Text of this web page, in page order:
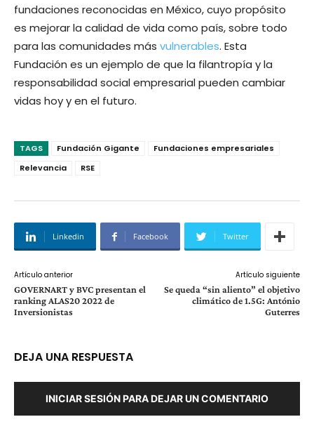
fundaciones reconocidas en México, cuyo propósito
es mejorar la calidad de vida como país, sobre todo
para las comunidades más vulnerables. Esta
Fundación es un ejemplo de que la filantropía y la
responsabilidad social empresarial pueden cambiar
vidas hoy y en el futuro.
TAGS Fundación Gigante
Fundaciones empresariales
Relevancia
RSE
Linkedin Facebook Twitter
Artículo anterior
GOVERNART y BVC presentan el
ranking ALAS20 2022 de
Inversionistas
Artículo siguiente
Se queda “sin aliento” el objetivo
climático de 1.5G: António
Guterres
DEJA UNA RESPUESTA
INICIAR SESIÓN PARA DEJAR UN COMENTARIO